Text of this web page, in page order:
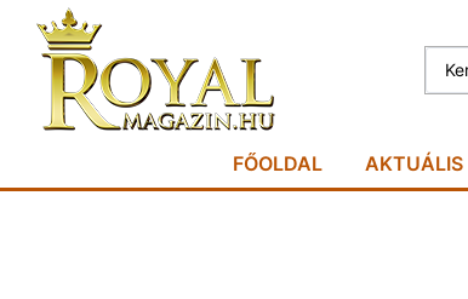
FŐOLDAL AKTUÁLIS